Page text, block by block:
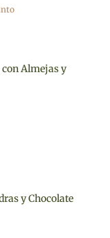
con Almejas y
y Chocolate